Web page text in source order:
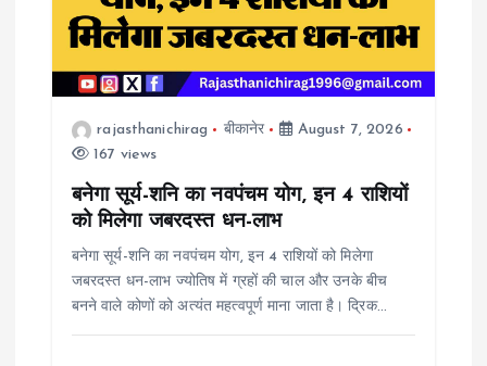
rajasthanichirag बीकानेर
August 7, 2026
167 views
बनेगा सूर्य-शनि का नवपंचम योग, इन 4 राशियों
को मिलेगा जबरदस्त धन-लाभ
बनेगा सूर्य-शनि का नवपंचम योग, इन 4 राशियों को मिलेगा
जबरदस्त धन-लाभ ज्योतिष में ग्रहों की चाल और उनके बीच
बनने वाले कोणों को अत्यंत महत्वपूर्ण माना जाता है। द्रिक…